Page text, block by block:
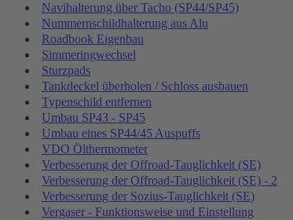
Navihalterung über Tacho (SP44/SP45)
Nummernschildhalterung aus Alu
Roadbook Eigenbau
Simmeringwechsel
Sturzpads
Tankdeckel überholen / Schloss ausbauen
Typenschild entfernen
Umbau SP43 - SP45
Umbau eines SP44/45 Auspuffs
VDO Ölthermometer
Verbesserung der Offroad-Tauglichkeit (SE)
Verbesserung der Offroad-Tauglichkeit (SE) - 2
Verbesserung der Sozius-Tauglichkeit (SE)
Vergaser - Funktionsweise und Einstellung